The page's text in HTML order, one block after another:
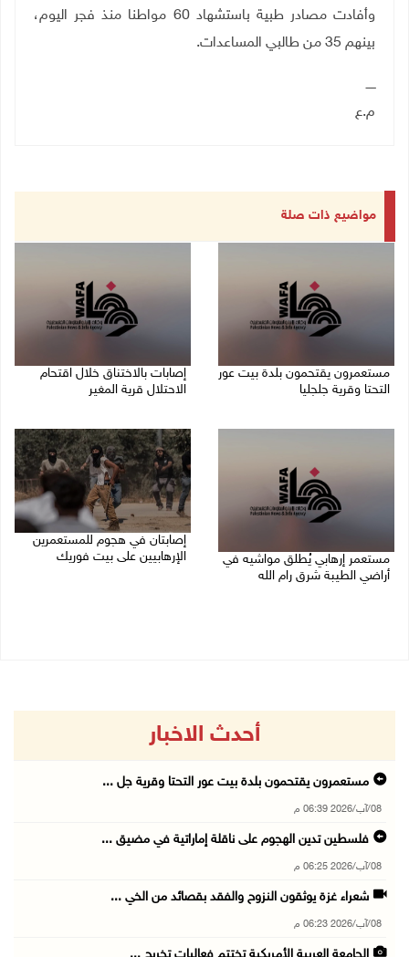
وأفادت مصادر طبية باستشهاد 60 مواطنا منذ فجر اليوم،
بينهم 35 من طالبي المساعدات
.
ـــــ
م.ع
مواضيع ذات صلة
مستعمرون يقتحمون بلدة بيت عور
التحتا وقرية جلجليا
إصابات بالاختناق خلال اقتحام
الاحتلال قرية المغير
مستعمر إرهابي يُطلق مواشيه في
أراضي الطيبة شرق رام الله
إصابتان في هجوم للمستعمرين
الإرهابيين على بيت فوريك
أحدث الاخبار
مستعمرون يقتحمون بلدة بيت عور التحتا وقرية جل ...
08/آب/2026 06:39 م
فلسطين تدين الهجوم على ناقلة إماراتية في مضيق ...
08/آب/2026 06:25 م
شعراء غزة يوثقون النزوح والفقد بقصائد من الخي ...
08/آب/2026 06:23 م